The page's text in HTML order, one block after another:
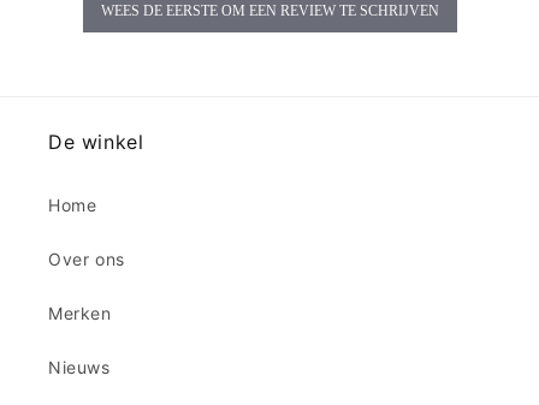
WEES DE EERSTE OM EEN REVIEW TE SCHRIJVEN
De winkel
Home
Over ons
Merken
Nieuws